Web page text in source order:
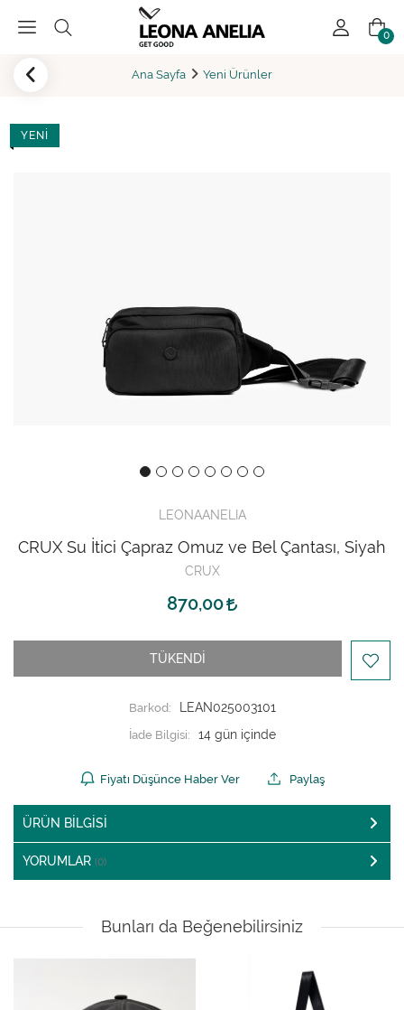
0
Ana Sayfa Yeni Ürünler
YENI
LEONAANELIA
CRUX Su İtici Çapraz Omuz ve Bel Çantası, Siyah
CRUX
870,00
TÜKENDİ
Barkod:
LEAN025003101
İade Bilgisi:
Fiyatı Düşünce Haber Ver Paylaş
ÜRÜN BILGISI
YORUMLAR (0)
Bunları da Beğenebilirsiniz